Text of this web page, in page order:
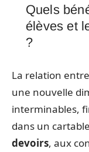
Quels
élèves et
?
La relation entre
une nouvelle
interminables,
dans un
devoirs, aux